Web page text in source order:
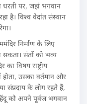
धरती पर, जहां भगवान
है। विश्व वेदांत संस्थान
निर्माण के लिए
सकता। संतों को भव्य
का विषय राष्ट्रीय
उसका वर्तमान और
संप्रदाय के लोग रहते हैं,
को अपने पूर्वज भगवान